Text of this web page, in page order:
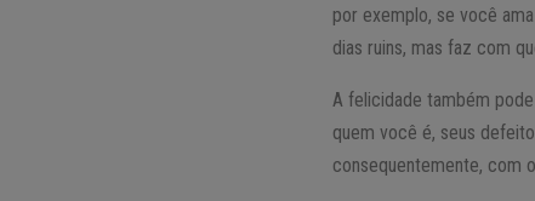
por exemplo, se você
dias ruins, mas faz com
A felicidade também
quem você é, seus
consequentemente, com